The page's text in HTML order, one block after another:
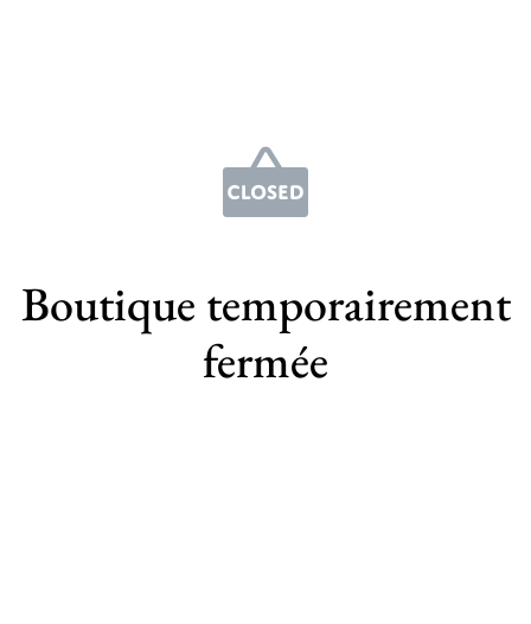
Boutique temporairement
fermée